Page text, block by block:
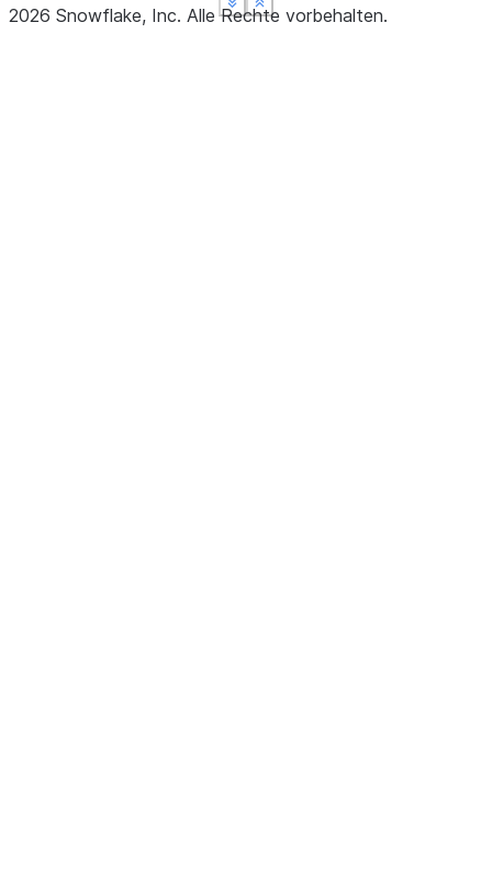
Show less
See more
Show less
See more
Show less
See more
2026 Snowflake, Inc. Alle Rechte vorbehalten.